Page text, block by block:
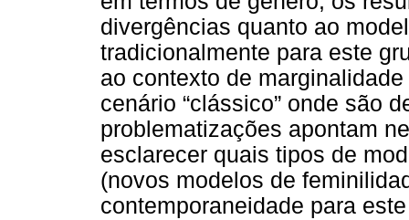
divergências quanto ao
tradicionalmente para este
ao contexto de
cenário “clássico” onde são
problematizações apontam
esclarecer quais tipos de
(novos modelos de
contemporaneidade para